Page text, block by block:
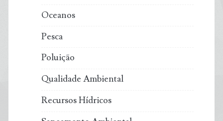
Oceanos
Pesca
Poluição
Qualidade Ambiental
Recursos Hídricos